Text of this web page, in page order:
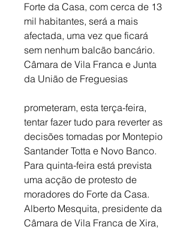
Forte da Casa, com cerca de 13
mil habitantes, será a mais
afectada, uma vez que ficará
sem nenhum balcão bancário.
Câmara de Vila Franca e Junta
da União de Freguesias
prometeram, esta terça-feira,
tentar fazer tudo para reverter as
decisões tomadas por Montepio
Santander Totta e Novo Banco.
Para quinta-feira está prevista
uma acção de protesto de
moradores do Forte da Casa.
Alberto Mesquita, presidente da
Câmara de Vila Franca de Xira,